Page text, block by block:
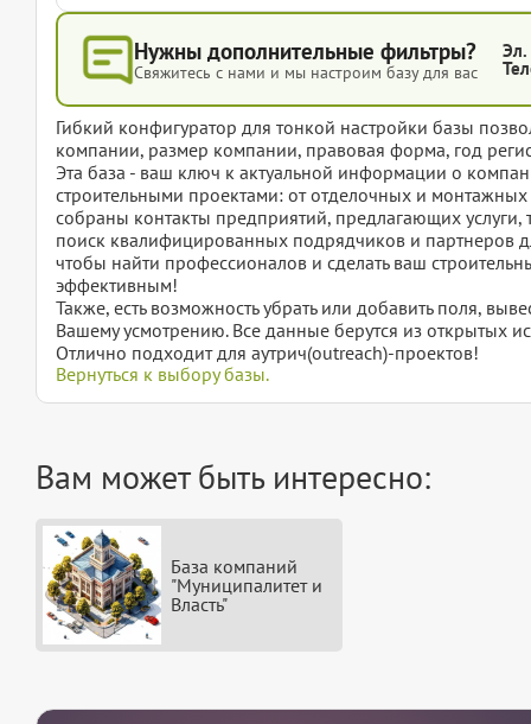
Нужны дополнительные фильтры?
Свяжитесь с нами и мы настроим базу для вас
Эл.
Гибкий конфигуратор для тонкой настройки базы
компании, размер компании, правовая форма, год
Эта база - ваш ключ к актуальной информации о
строительными проектами: от отделочных и
собраны контакты предприятий, предлагающих
поиск квалифицированных подрядчиков и партнеров
чтобы найти профессионалов и сделать ваш
эффективным!
Также, есть возможность убрать или добавить поля,
Вашему усмотрению. Все данные берутся из открытых
Отлично подходит для аутрич(outreach)-проектов!
Вернуться к выбору базы.
Вам может быть интересно:
База компаний
"Муниципалитет и
Власть"